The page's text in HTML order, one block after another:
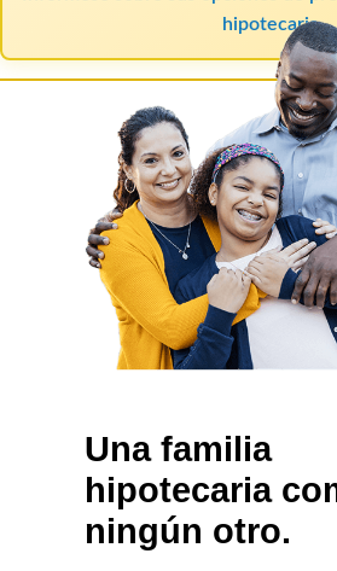
hipotecaria
Una familia
hipotecaria
ningún otro.